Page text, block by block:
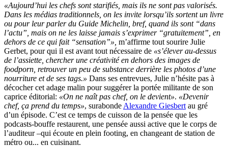
«Aujourd’hui les chefs sont starifiés, mais ils ne sont pas valorisés.
Dans les médias traditionnels, on les invite lorsqu’ils sortent un livre
ou pour leur parler du Guide Michelin, bref, quand ils sont “dans
l’actu”, mais on ne les laisse jamais s’exprimer “gratuitement”, en
dehors de ce qui fait “sensation”», m’affirme tout sourire Julie
Gerbet, pour qui il est avant tout nécessaire de «s’élever au-dessus
de l’assiette, chercher une créativité en dehors des images de
foodporn, retrouver un peu de substance derrière les photos d’une
nourriture et de ses tags.» Dans ses entrevues, Julie n’hésite pas à
décocher cet adage malin pour suggérer la portée militante de son
caprice éditorial: «On ne naît pas chef, on le devient». «Devenir
chef, ça prend du temps», surabonde Alexandre Giesbert au gré
d’un épisode. C’est ce temps de cuisson de la pensée que les
podcasts-bouffe restaurent, une pensée aussi active que le corps de
l’auditeur –qui écoute en plein footing, en changeant de station de
métro ou... en cuisinant.